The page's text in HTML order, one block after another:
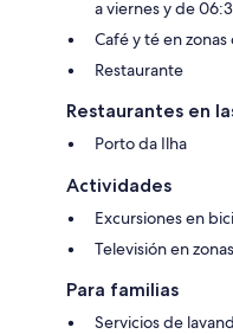
a viernes y de
Café y té en
Restaurante
Restaurantes en
Porto da Ilha
Actividades
Excursiones en
Televisión en
Para familias
Servicios de